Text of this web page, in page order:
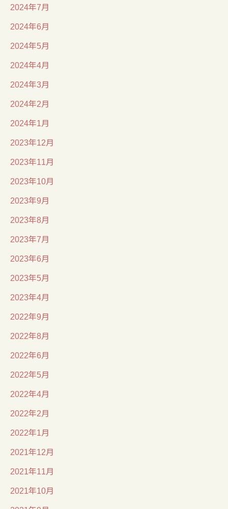
2024年7月
2024年6月
2024年5月
2024年4月
2024年3月
2024年2月
2024年1月
2023年12月
2023年11月
2023年10月
2023年9月
2023年8月
2023年7月
2023年6月
2023年5月
2023年4月
2022年9月
2022年8月
2022年6月
2022年5月
2022年4月
2022年2月
2022年1月
2021年12月
2021年11月
2021年10月